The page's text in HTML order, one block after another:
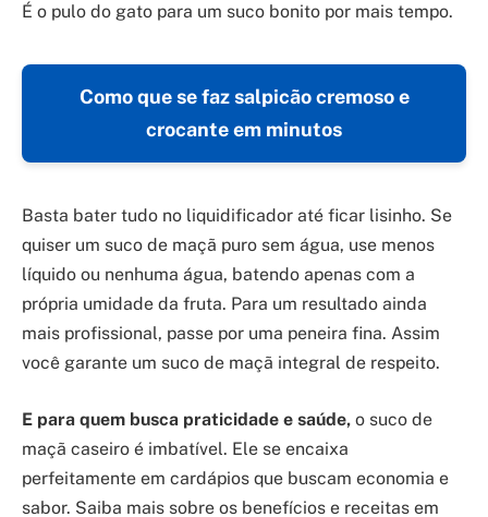
É o pulo do gato para um suco bonito por mais tempo.
Como que se faz salpicão cremoso e
crocante em minutos
Basta bater tudo no liquidificador até ficar lisinho. Se
quiser um suco de maçã puro sem água, use menos
líquido ou nenhuma água, batendo apenas com a
própria umidade da fruta. Para um resultado ainda
mais profissional, passe por uma peneira fina. Assim
você garante um suco de maçã integral de respeito.
E para quem busca praticidade e saúde, o suco de
maçã caseiro é imbatível. Ele se encaixa
perfeitamente em cardápios que buscam economia e
sabor. Saiba mais sobre os benefícios e receitas em